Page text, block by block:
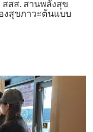
”
สส. สานพลังสุข
งสุขภาวะต้นแบบ